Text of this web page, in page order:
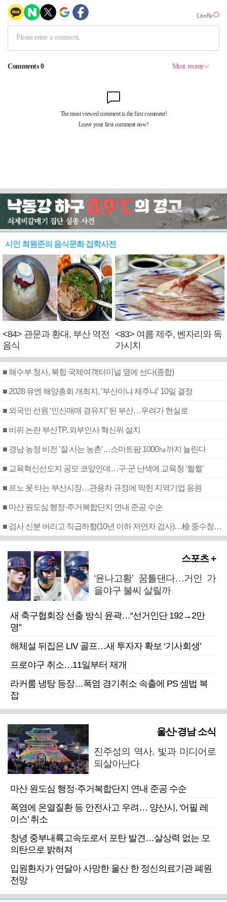
시인 최원준의 음식문화 잡학사전
<84> 관문과 환대, 부산 역전
음식
<83> 여름 제주, 벤자리와 독
가시치
■ 해수부 청사, 북항 국제여객터미널 옆에 선다(종합)
■ 2028 유엔 해양총회 개최지, ‘부산이냐 제주냐’ 10일 결정
■ 외국인 선원 ‘인신매매 경유지’ 된 부산…우려가 현실로
■ 비위 논란 부산TP, 외부인사 혁신위 설치
■ 경남 농정 비전 ‘잘 사는 농촌’…스마트팜 1000㏊까지 늘린다
■ 교육혁신선도지 공모 코앞인데…구·군 난색에 교육청 ‘쩔쩔’
■ 르노 못 타는 부산시장…관용차 규정에 막힌 지역기업 응원
■ 마산 원도심 행정·주거복합단지 연내 준공 수순
■ 검사 신분 버리고 직급하향(10년 이하 저연차 검사)…檢 중수청행 기피
스포츠 +
‘윤나고황’ 꿈틀댄다…거인 가
을야구 불씨 살릴까
새 축구협회장 선출 방식 윤곽…“선거인단 192→2만
명”
해체설 뒤집은 LIV 골프…새 투자자 확보 ‘기사회생’
프로야구 취소…11일부터 재개
라커룸 냉탕 등장…폭염 경기취소 속출에 PS 셈법 복
잡
울산·경남 소식
진주성의 역사, 빛과 미디어로
되살아난다
마산 원도심 행정·주거복합단지 연내 준공 수순
폭염에 온열질환 등 안전사고 우려… 양산시, '어필 레
이스' 취소
창녕 중부내륙고속도로서 포탄 발견…살상력 없는 모
의탄으로 밝혀져
입원환자가 연달아 사망한 울산 한 정신의료기관 폐원
전망